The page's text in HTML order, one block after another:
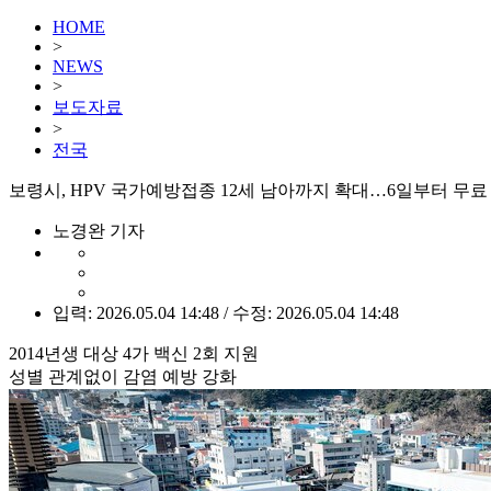
HOME
>
NEWS
>
보도자료
>
전국
보령시, HPV 국가예방접종 12세 남아까지 확대…6일부터 무
노경완 기자
입력: 2026.05.04 14:48 / 수정: 2026.05.04 14:48
2014년생 대상 4가 백신 2회 지원
성별 관계없이 감염 예방 강화